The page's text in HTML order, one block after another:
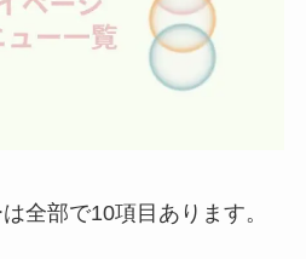
全部で10項目あります。